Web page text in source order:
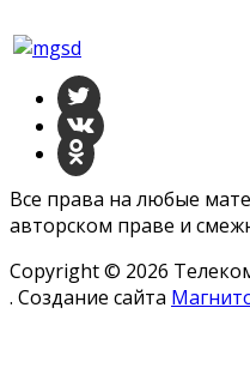
Все права на любые
авторском праве и
Copyright © 2026
. Создание сайта